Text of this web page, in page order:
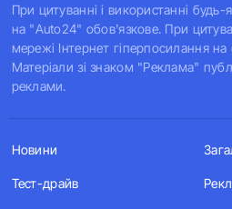
При цитуванні і використанні
на "Auto24" обов'язкове. При
мережі Інтернет гіперпосилання
Матеріали зі знаком "Реклама"
реклами.
Новини
Тест-драйв